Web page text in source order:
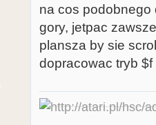
na cos podobnego
gory, jetpac
plansza by sie
dopracowac tryb $f